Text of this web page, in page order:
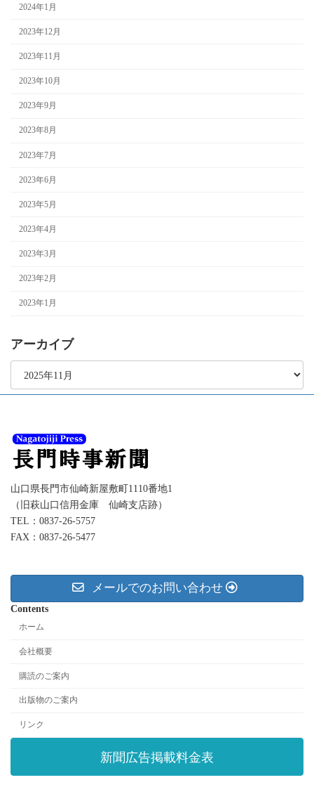
2024年1月
2023年12月
2023年11月
2023年10月
2023年9月
2023年8月
2023年7月
2023年6月
2023年5月
2023年4月
2023年3月
2023年2月
2023年1月
アーカイブ
ア
イ
山口県長門市仙崎新屋敷町1110番地1
（旧萩山口信用金庫 仙崎支店跡）
TEL：0837-26-5757
FAX：0837-26-5477
メールでのお問い合わせ
Contents
ホーム
会社概要
購読のご案内
出版物のご案内
リンク
新聞広告掲載料金表